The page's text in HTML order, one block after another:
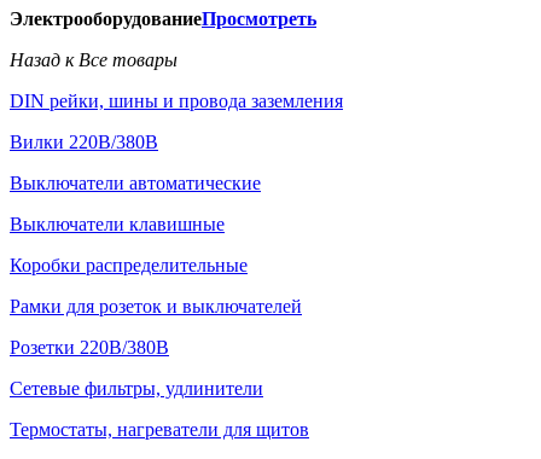
ЭлектрооборудованиеПросмотреть
Назад к Все товары
DIN рейки, шины и провода заземления
Вилки 220В/380В
Выключатели автоматические
Выключатели клавишные
Коробки распределительные
Рамки для розеток и выключателей
Розетки 220В/380В
Сетевые фильтры, удлинители
Термостаты, нагреватели для щитов